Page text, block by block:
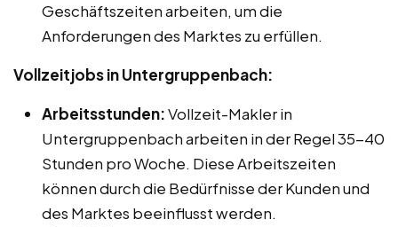
Geschäftszeiten arbeiten, um die
Anforderungen des Marktes zu erfüllen.
Vollzeitjobs in Untergruppenbach:
Arbeitsstunden:Vollzeit-Makler in
Untergruppenbach arbeiten in der Regel 35-40
Stunden pro Woche. Diese Arbeitszeiten
können durch die Bedürfnisse der Kunden und
des Marktes beeinflusst werden.